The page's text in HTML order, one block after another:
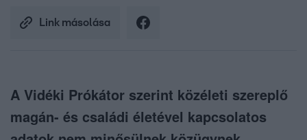
Link másolása
A Vidéki Prókátor szerint közéleti szereplő
magán- és családi életével kapcsolatos